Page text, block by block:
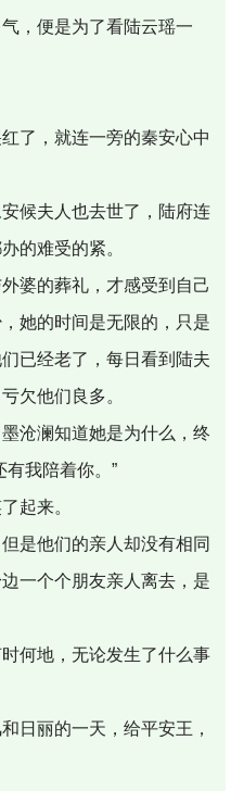
，便是为了看陆云瑶一
了，就连一旁的秦安心中
候夫人也去世了，陆府连
的难受的紧。
婆的葬礼，才感受到自己
她的时间是无限的，只是
已经老了，每日看到陆夫
欠他们良多。
沧澜知道她是为什么，终
有我陪着你。”
起来。
是他们的亲人却没有相同
一个个朋友亲人离去，是
何地，无论发生了什么事
日丽的一天，给平安王，